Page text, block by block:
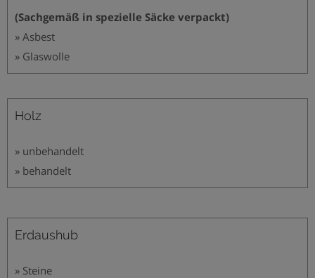
(Sachgemäß in spezielle Säcke verpackt)
» Asbest
» Glaswolle
Holz
» unbehandelt
» behandelt
Erdaushub
» Steine